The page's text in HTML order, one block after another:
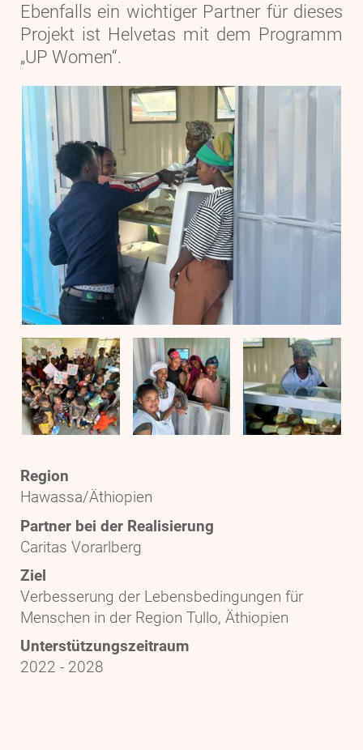
Ebenfalls ein wichtiger Partner für dieses
Projekt ist Helvetas mit dem Programm
„UP Women“.
Region
Hawassa/Äthiopien
Partner bei der Realisierung
Caritas Vorarlberg
Ziel
Verbesserung der Lebensbedingungen für
Menschen in der Region Tullo, Äthiopien
Unterstützungszeitraum
2022 - 2028